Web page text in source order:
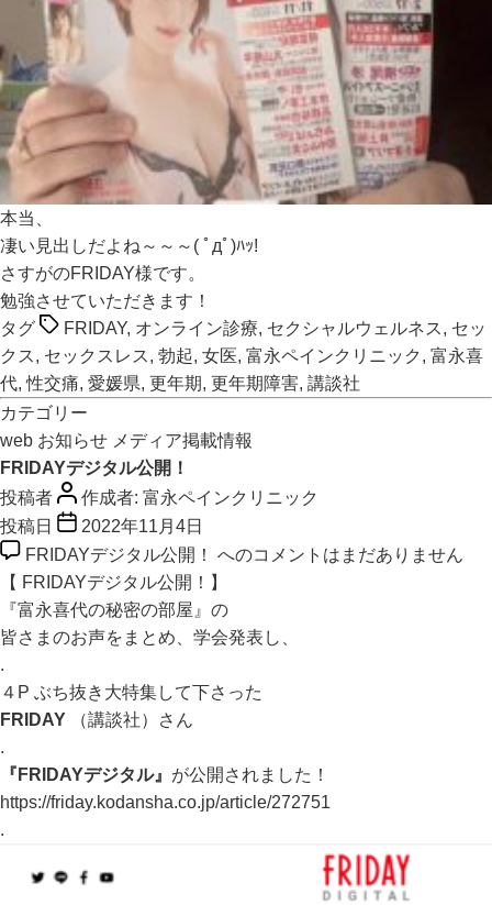
本当、
凄い見出しだよね～～～( ﾟдﾟ)ﾊｯ!
さすがのFRIDAY様です。
勉強させていただきます！
タグ
FRIDAY, オンライン診療, セクシャルウェルネス, セッ
クス, セックスレス, 勃起, 女医, 富永ペインクリニック , 富永喜
代,性交痛, 愛媛県, 更年期, 更年期障害, 講談社
カテゴリー
web お知らせ メディア掲載情報
FRIDAYデジタル公開！
投稿者
作成者: 富永ペインクリニック
投稿日
2022年11月4日
FRIDAYデジタル公開！ へのコメントはまだありません
【 FRIDAYデジタル公開！】
『富永喜代の秘密の部屋』の
皆さまのお声をまとめ、学会発表し、
.
４P ぶち抜き大特集して下さった
FRIDAY （講談社）さん
.
『FRIDAYデジタル』 が公開されました！
https://friday.kodansha.co.jp/article/272751
.